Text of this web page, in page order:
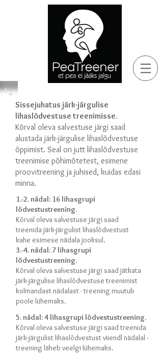
Sissejuhatus järk-järgulise
lihaslõdvestuse treenimisse.
Kõrval oleva salvestuse järgi saad
alustada järk-järgulise lihaslõdvestuse
õppimist. Seal on jutt lihaslõdvestuse
treenimise põhimõtetest, esimene
proovitreening ja juhised, kuidas edasi
minna.
1.-2. nädal: 16 lihasgrupi
lõdvestustreening.
Kõrval oleva salvestuse järgi saad
treenida järk-järgulist lihaslõdvestust
kahe esimese nädala jooksul.
3.-4. nädal: 7 lihasgrupi
lõdvestustreening.
Kõrval oleva salvestuse järgi saad jätkata
järk-järgulise lihaslõdvestuse treenimist
kolmandast nädalast - treening muutub
poole lühemaks.
5. nädal: 4 lihasgrupi lõdvestustreening.
Kõrval oleva salvestuse järgi saad treenida
järk-järgulist lihaslõdvestust viiendl nädalal -
treening läheb veelgi lühemaks.